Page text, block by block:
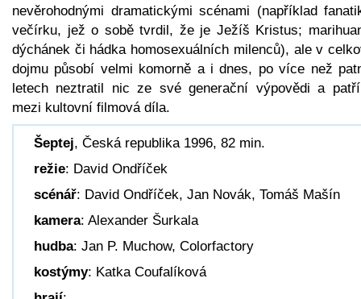
nevěrohodnými dramatickými scénami (například
večírku, jež o sobě tvrdil, že je Ježíš Kristus;
dýchánek či hádka homosexuálních milenců), ale v
dojmu působí velmi komorně a i dnes, po více než
letech neztratil nic ze své generační výpovědi a
mezi kultovní filmová díla.
Šeptej, Česká republika 1996, 82 min.
režie: David Ondříček
scénář: David Ondříček, Jan Novák, Tomáš Mašín
kamera: Alexander Šurkala
hudba: Jan P. Muchow, Colorfactory
kostýmy: Katka Coufalíková